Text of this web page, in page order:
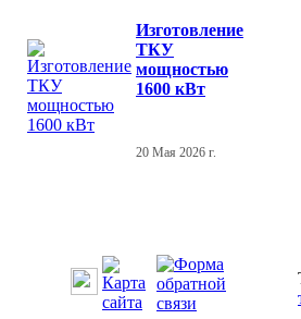
Изготовление
ТКУ
мощностью
1600 кВт
20 Мая 2026 г.